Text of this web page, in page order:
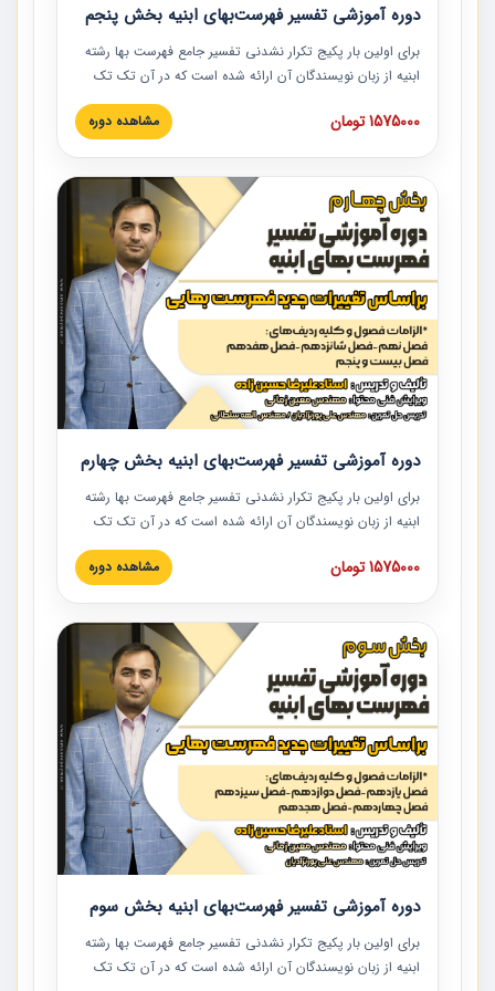
دوره آموزشی تفسیر فهرست‌بهای ابنیه بخش پنجم
برای اولین بار پکیج تکرار نشدنی تفسیر جامع فهرست بها رشته
ابنیه از زبان نویسندگان آن ارائه شده است که در آن تک تک
ردیف ها و مطالب فهرست بها تفسیر و ارائه شده است. این
دوره به صورت کامل تصویری بوده و به همراه تصاویر عملیات
دوره با کلام مهندس علیرضاحسین‌زاده مدیر پروژه مهندسی
مشاور در امر بازنگری فهرست بها رشته ابنیه ارائه شده و به تمام
همکارانی که در حوزه صنعت ساخت در حال فعالیت هستند حتما
توصیه می کنیم از مطالب این دوره استفاده نمایند.
1575000 تومان مشاهده دوره
دوره آموزشی تفسیر فهرست‌بهای ابنیه بخش چهارم
برای اولین بار پکیج تکرار نشدنی تفسیر جامع فهرست بها رشته
ابنیه از زبان نویسندگان آن ارائه شده است که در آن تک تک
ردیف ها و مطالب فهرست بها تفسیر و ارائه شده است. این
دوره به صورت کامل تصویری بوده و به همراه تصاویر عملیات
دوره با کلام مهندس علیرضاحسین‌زاده مدیر پروژه مهندسی
مشاور در امر بازنگری فهرست بها رشته ابنیه ارائه شده و به تمام
همکارانی که در حوزه صنعت ساخت در حال فعالیت هستند حتما
توصیه می کنیم از مطالب این دوره استفاده نمایند.
1575000 تومان مشاهده دوره
دوره آموزشی تفسیر فهرست‌بهای ابنیه بخش سوم
برای اولین بار پکیج تکرار نشدنی تفسیر جامع فهرست بها رشته
ابنیه از زبان نویسندگان آن ارائه شده است که در آن تک تک